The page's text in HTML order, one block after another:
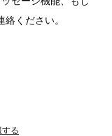
ください。
る